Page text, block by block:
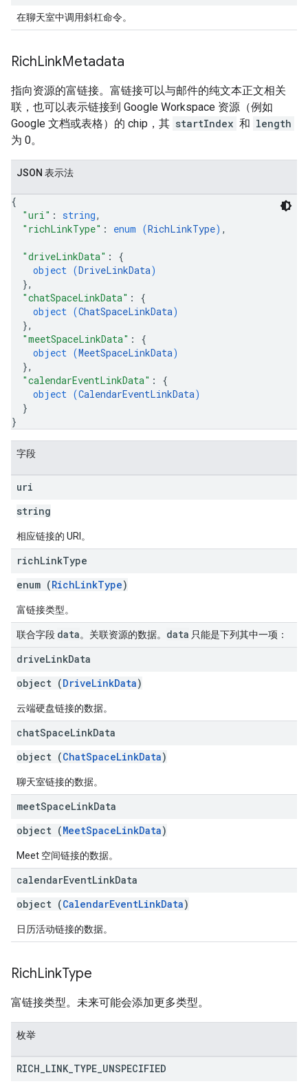
在聊天室中调用斜杠命令。
RichLinkMetadata
指向资源的富链接。富链接可以与邮件的纯文本正文相关
联，也可以表示链接到 Google Workspace 资源（例如
Google 文档或表格）的 chip，其 startIndex 和 length
为 0。
JSON 表示法
{
"uri" : string,
"richLinkType" : enum (RichLinkType) ,
"driveLinkData" : {
object (DriveLinkData)
},
"chatSpaceLinkData" : {
object (ChatSpaceLinkData)
},
"meetSpaceLinkData" : {
object (MeetSpaceLinkData)
},
"calendarEventLinkData" : {
object (CalendarEventLinkData)
}
}
字段
uri
string
相应链接的 URI。
richLinkType
enum (RichLinkType)
富链接类型。
联合字段 data。关联资源的数据。 data 只能是下列其中一项：
driveLinkData
object (DriveLinkData)
云端硬盘链接的数据。
chatSpaceLinkData
object (ChatSpaceLinkData)
聊天室链接的数据。
meetSpaceLinkData
object (MeetSpaceLinkData)
Meet 空间链接的数据。
calendarEventLinkData
object (CalendarEventLinkData)
日历活动链接的数据。
RichLinkType
富链接类型。未来可能会添加更多类型。
枚举
RICH LINK TYPE UNSPECIFIED